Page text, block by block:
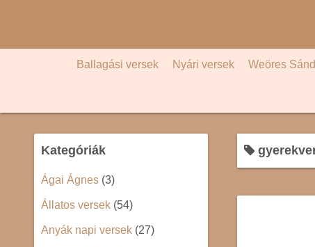
c
Ballagási versek Nyári versek Weöres
Kategóriák
Ágai Ágnes (3)
Állatos versek (54)
Anyák napi versek (27)